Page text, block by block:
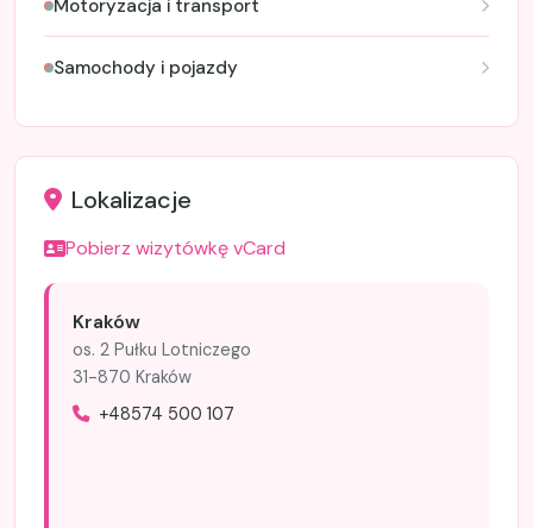
Motoryzacja i transport
Samochody i pojazdy
Lokalizacje
Pobierz wizytówkę vCard
Kraków
os. 2 Pułku Lotniczego
31-870 Kraków
+48574 500 107